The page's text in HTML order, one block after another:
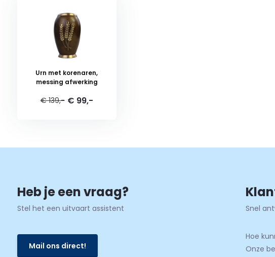
Urn met korenaren,
messing afwerking
€ 139,- € 99,-
Heb je een vraag?
Stel het een uitvaart assistent
Mail ons direct!
Snel
Hoe
Onze